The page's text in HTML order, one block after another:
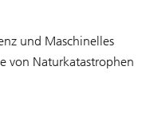
und Maschinelles
von Naturkatastrophen